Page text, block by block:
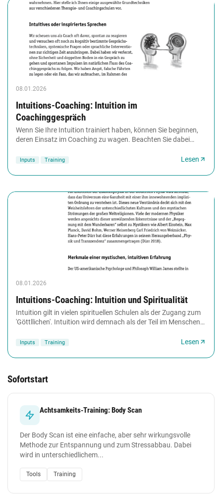
08.01.2026
Intuitions-Coaching: Intuition im
Coachinggespräch
Wenn Sie Ihre Intuition trainiert haben, können Sie beginnen,
deren Einsatz im Coaching zu wagen. Beachten Sie dabei
Inputs Training Lesen
08.01.2026
Intuitions-Coaching: Intuition und Spiritualität
Intuition gilt in vielen spirituellen Schulen als der Zugang zum
'Göttllichen'. Intuition wird demnach als der Teil im Menschen
Inputs Training Lesen
Sofortstart
Achtsamkeits-Training: Body Scan
Der Body Scan ist eine einfache, aber sehr wirkungsvolle
Methode zur Entspannung und zum Stressabbau. Dabei
wird in unterschiedlichem...
Tools Training